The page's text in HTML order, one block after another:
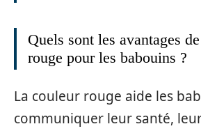
Quels sont les avantages
rouge pour les babouins ?
La couleur rouge aide les
communiquer leur santé,